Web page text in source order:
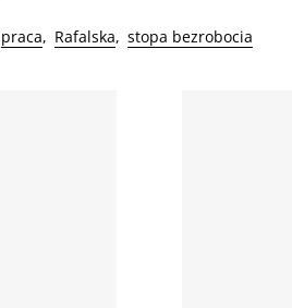
praca Rafalska stopa bezrobocia